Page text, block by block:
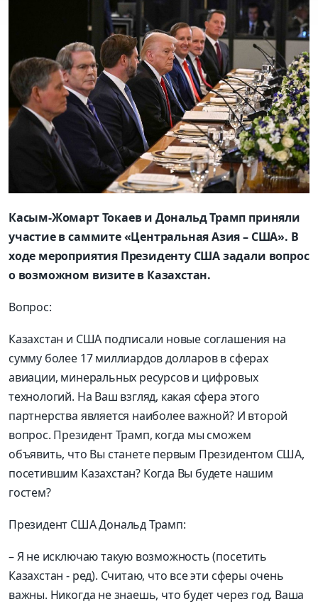
Касым-Жомарт Токаев и Дональд Трамп приняли
участие в саммите «Центральная Азия – США». В
ходе мероприятия Президенту США задали вопрос
о возможном визите в Казахстан.
Вопрос:
Казахстан и США подписали новые соглашения на
сумму более 17 миллиардов долларов в сферах
авиации, минеральных ресурсов и цифровых
технологий. На Ваш взгляд, какая сфера этого
партнерства является наиболее важной? И второй
вопрос. Президент Трамп, когда мы сможем
объявить, что Вы станете первым Президентом США,
посетившим Казахстан? Когда Вы будете нашим
гостем?
Президент США Дональд Трамп:
– Я не исключаю такую возможность (посетить
Казахстан - ред). Считаю, что все эти сферы очень
важны. Никогда не знаешь, что будет через год. Ваша